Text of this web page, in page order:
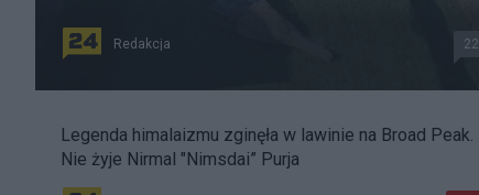
Redakcja 22
Legenda himalaizmu zginęła w lawinie na Broad Peak.
Nie żyje Nirmal "Nimsdai” Purja